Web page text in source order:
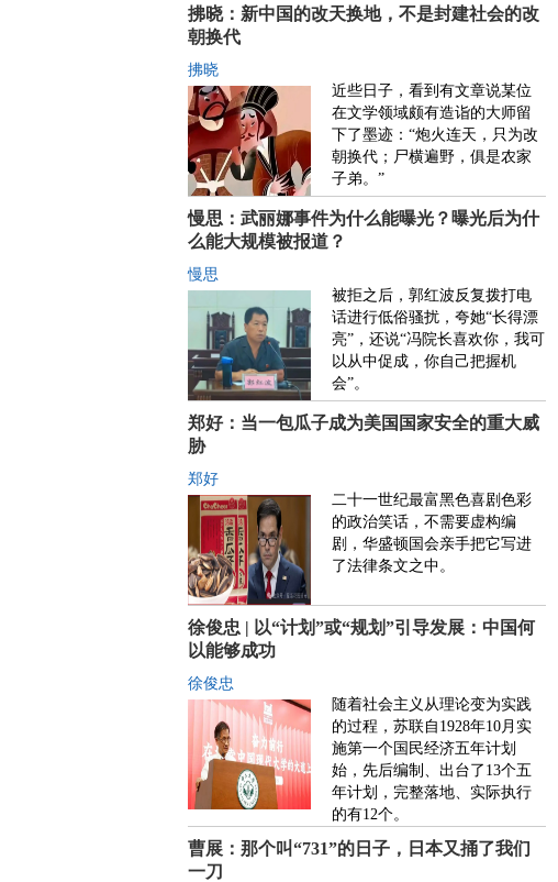
拂晓：新中国的改天换地，不是封建社会的改
朝换代
拂晓
近些日子，看到有文章说某位
在文学领域颇有造诣的大师留
下了墨迹：“炮火连天，只为改
朝换代；尸横遍野，俱是农家
子弟。”
慢思：武丽娜事件为什么能曝光？曝光后为什
么能大规模被报道？
慢思
被拒之后，郭红波反复拨打电
话进行低俗骚扰，夸她“长得漂
亮”，还说“冯院长喜欢你，我可
以从中促成，你自己把握机
会”。
郑好：当一包瓜子成为美国国家安全的重大威
胁
郑好
二十一世纪最富黑色喜剧色彩
的政治笑话，不需要虚构编
剧，华盛顿国会亲手把它写进
了法律条文之中。
徐俊忠 | 以“计划”或“规划”引导发展：中国何
以能够成功
徐俊忠
随着社会主义从理论变为实践
的过程，苏联自1928年10月实
施第一个国民经济五年计划
始，先后编制、出台了13个五
年计划，完整落地、实际执行
的有12个。
曹展：那个叫“731”的日子，日本又捅了我们
一刀